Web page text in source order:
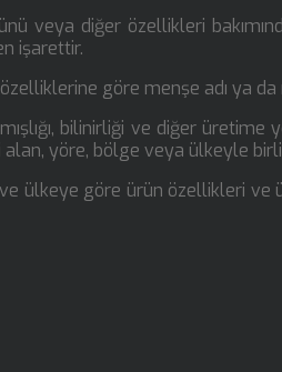
veya diğer özellikleri
işarettir.
göre menşe adı ya
bilinirliği ve diğer
yöre, bölge veya ülkeyle
ülkeye göre ürün özellikleri